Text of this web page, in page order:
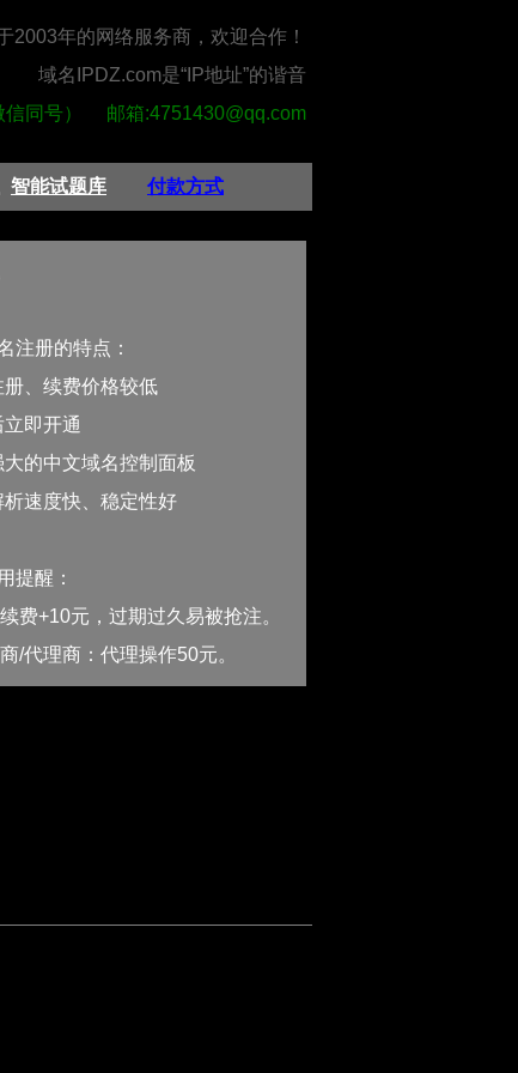
2003年的网络服务商，欢迎合作！
域名IPDZ.com是“IP地址”的谐音
信同号） 邮箱:4751430@qq.com
智能试题库 付款方式
注册的特点：
、续费价格较低
即开通
的中文域名控制面板
速度快、稳定性好
提醒：
费+10元，过期过久易被抢注。
/代理商：代理操作50元。